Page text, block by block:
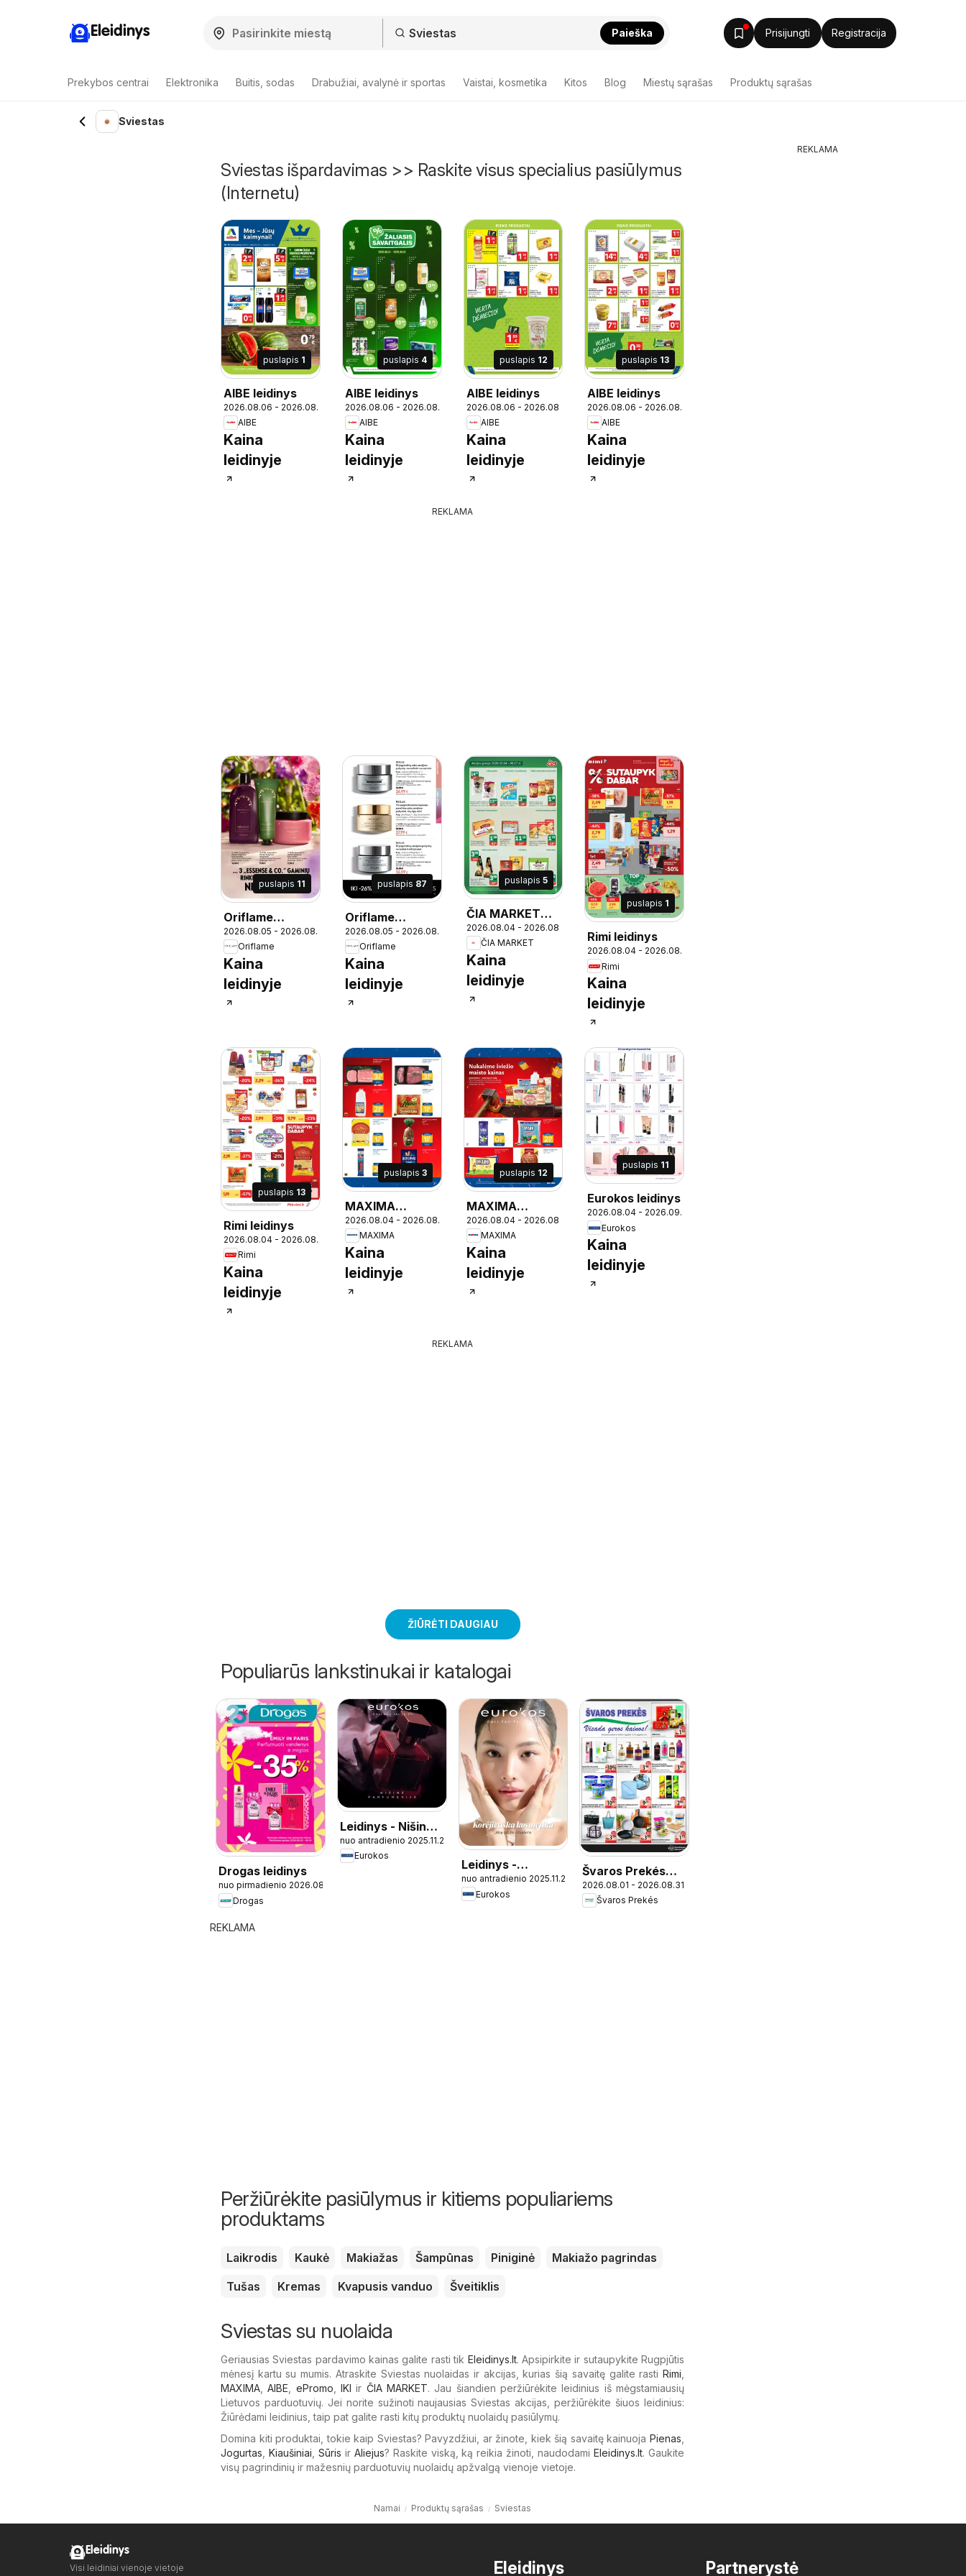
Eleidinys Paieška Prisijungti Registracija
Prekybos centrai Elektronika Buitis, sodas Drabužiai, avalynė ir sportas Vaistai, kosmetika Kitos Blog Miestų sąrašas Produktų sąrašas
Sviestas
Sviestas išpardavimas >> Raskite visus specialius pasiūlymus
(Internetu)
puslapis 1
AIBE leidinys
2026.08.06 - 2026.08.18
AIBE
Kaina
leidinyje
puslapis 4
AIBE leidinys
2026.08.06 - 2026.08.18
AIBE
Kaina
leidinyje
puslapis 12
AIBE leidinys
2026.08.06 - 2026.08.18
AIBE
Kaina
leidinyje
puslapis 13
AIBE leidinys
2026.08.06 - 2026.08.18
AIBE
Kaina
leidinyje
REKLAMA
puslapis 11
Oriflame
katalogas 11
2026
2026.08.05 - 2026.08.25
Oriflame
Kaina
leidinyje
puslapis 87
Oriflame
katalogas 11
2026
2026.08.05 - 2026.08.25
Oriflame
Kaina
leidinyje
puslapis5
ČIA MARKET
leidinys
2026.08.04 - 2026.08.17
ČIA MARKET
Kaina
leidinyje
puslapis 1
Rimi leidinys
2026.08.04 - 2026.08.10
Rimi
Kaina
leidinyje
puslapis 13
Rimi leidinys
2026.08.04 - 2026.08.10
Rimi
Kaina
leidinyje
puslapis 3
MAXIMA
leidinys
2026.08.04 - 2026.08.10
MAXIMA
Kaina
leidinyje
puslapis 12
MAXIMA
leidinys
2026.08.04 - 2026.08.10
MAXIMA
Kaina
leidinyje
puslapis 11
Eurokos leidinys
2026.08.04 - 2026.09.02
Eurokos
Kaina
leidinyje
REKLAMA
ŽIŪRĖTI DAUGIAU
Populiarūs lankstinukai ir katalogai
Drogas leidinys
nuo pirmadienio 2026.08.03
Drogas
Leidinys - Nišinė
parfumerija
nuo antradienio 2025.11.25
Eurokos
Leidinys -
Korėjietiška
kosmetika
nuo antradienio 2025.11.25
Eurokos
Švaros Prekés
leidinys
2026.08.01 - 2026.08.31
Švaros Prekés
REKLAMA
Peržiūrėkite pasiūlymus ir kitiems populiariems
produktams
Laikrodis Kaukė Makiažas Šampūnas Piniginė
Makiažo pagrindas
Tušas
Kremas Kvapusis vanduo Šveitiklis
Sviestas su nuolaida
Geriausias Sviestas pardavimo kainas galite rasti tik Eleidinys.lt. Apsipirkite ir sutaupykite Rugpjūtis
mėnesį kartu su mumis. Atraskite Sviestas nuolaidas ir akcijas, kurias šią savaitę galite rasti Rimi,
MAXIMA,AIBE, ePromo, IKI ir ČIA MARKET. Jau šiandien peržiūrėkite leidinius iš mėgstamiausių
Lietuvos parduotuvių. Jei norite sužinoti naujausias Sviestas akcijas, peržiūrėkite šiuos leidinius:
Žiūrėdami leidinius, taip pat galite rasti kitų produktų nuolaidų pasiūlymų.
Domina kiti produktai, tokie kaip Sviestas? Pavyzdžiui, ar žinote, kiek šią savaitę kainuoja Pienas,
Jogurtas, Kiaušiniai, Sūris ir Aliejus? Raskite viską, ką reikia žinoti, naudodami Eleidinys.lt. Gaukite
visų pagrindinių ir mažesnių parduotuvių nuolaidų apžvalgą vienoje vietoje.
Namai Produktų sąrašas Sviestas
REKLAMA
Eleidinys Partnerystė
Eleidinys
Visi leidiniai vienoje vietoje